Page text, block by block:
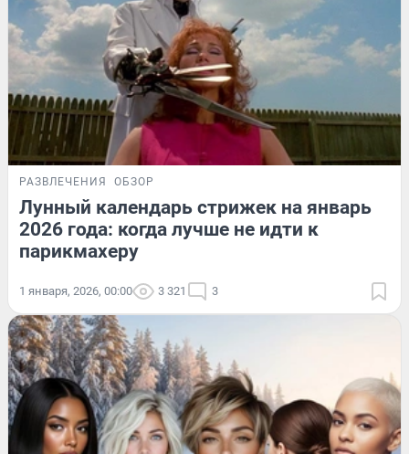
РАЗВЛЕЧЕНИЯ ОБЗОР
Лунный календарь стрижек на январь
2026 года: когда лучше не идти к
парикмахеру
1 января, 2026, 00:00 3 321 3